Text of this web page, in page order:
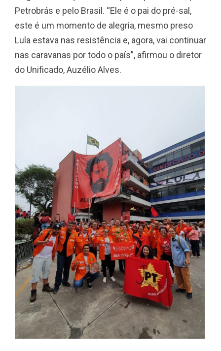
Petrobrás e pelo Brasil. “Ele é o pai do pré-sal,
este é um momento de alegria, mesmo preso
Lula estava nas resistência e, agora, vai continuar
nas caravanas por todo o país”, afirmou o diretor
do Unificado, Auzélio Alves.